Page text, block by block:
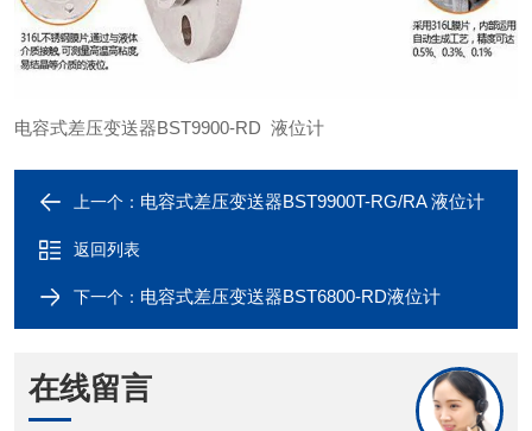
电容式差压变送器BST9900-RD 液位计
上一个： 电容式差压变送器BST9900T-RG/RA 液位计
返回列表
下一个： 电容式差压变送器BST6800-RD液位计
在线留言